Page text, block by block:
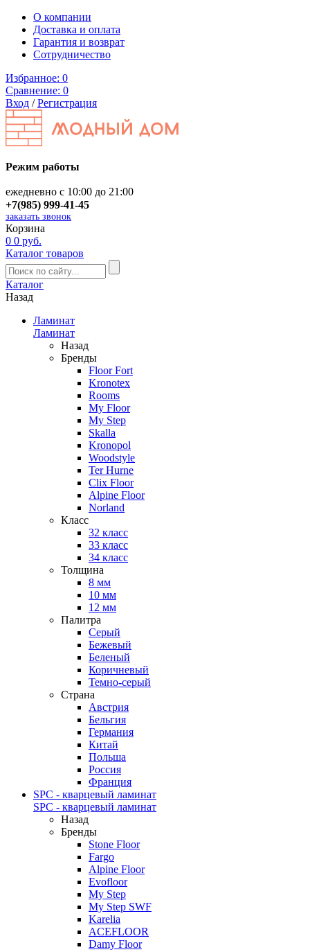
О компании
Доставка и оплата
Гарантия и возврат
Сотрудничество
Избранное: 0
Сравнение: 0
Вход /Регистрация
Режим работы
ежедневно с 10:00 до 21:00
+7(985) 999-41-45
заказать звонок
Корзина
0 0 руб.
Каталог товаров
Каталог
Назад
Ламинат
Ламинат
Назад
Бренды
Floor Fort
Kronotex
Rooms
My Floor
My Step
Skalla
Kronopol
Woodstyle
Ter Hurne
Clix Floor
Alpine Floor
Norland
Класс
32 класс
33 класс
34 класс
Толщина
8 мм
10 мм
12 мм
Палитра
Серый
Бежевый
Беленый
Коричневый
Темно-серый
Страна
Австрия
Бельгия
Германия
Китай
Польша
Россия
Франция
SPC - кварцевый ламинат
SPC - кварцевый ламинат
Назад
Бренды
Stone Floor
Fargo
Alpine Floor
Evofloor
My Step
My Step SWF
Karelia
ACEFLOOR
Damy Floor